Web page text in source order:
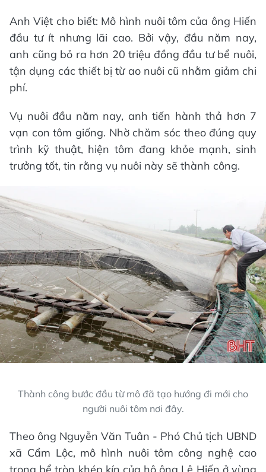
Anh Việt cho biết: Mô hình nuôi tôm của ông Hiến
đầu tư ít nhưng lãi cao. Bởi vậy, đầu năm nay,
anh cũng bỏ ra hơn 20 triệu đồng đầu tư bể nuôi,
tận dụng các thiết bị từ ao nuôi cũ nhằm giảm chi
phí.
Vụ nuôi đầu năm nay, anh tiến hành thả hơn 7
vạn con tôm giống. Nhờ chăm sóc theo đúng quy
trình kỹ thuật, hiện tôm đang khỏe mạnh, sinh
trưởng tốt, tin rằng vụ nuôi này sẽ thành công.
Thành công bước đầu từ mô đã tạo hướng đi mới cho
người nuôi tôm nơi đây.
Theo ông Nguyễn Văn Tuân - Phó Chủ tịch UBND
xã Cẩm Lộc, mô hình nuôi tôm công nghệ cao